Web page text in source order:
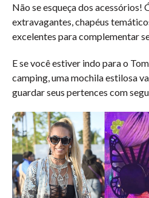
Não se esqueça dos acessórios!
extravagantes, chapéus
excelentes para complementar
E se você estiver indo para o
camping, uma mochila estilosa
guardar seus pertences com